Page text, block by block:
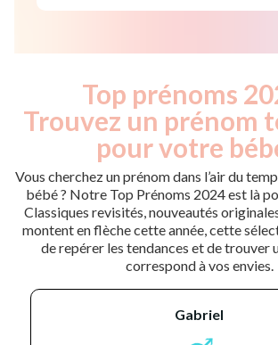
Top prénoms
Trouvez un prénom
pour votre
Vous cherchez un prénom dans l’air du
bébé ? Notre Top Prénoms 2024 est là
Classiques revisités, nouveautés
montent en flèche cette année, cette
de repérer les tendances et de trouver
correspond à vos envies.
gabriel